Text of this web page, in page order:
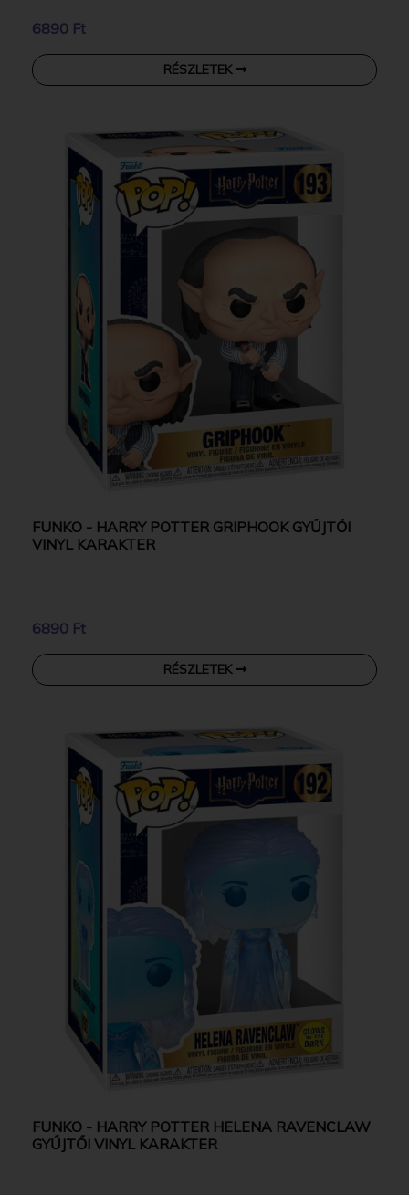
6890 Ft
RÉSZLETEK
FUNKO - HARRY POTTER GRIPHOOK GYŰJTŐI
VINYL KARAKTER
6890 Ft
RÉSZLETEK
FUNKO - HARRY POTTER HELENA RAVENCLAW
GYŰJTŐI VINYL KARAKTER